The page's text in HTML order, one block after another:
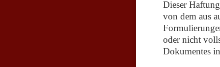
Dieser
von dem aus
oder nicht
Dokumentes